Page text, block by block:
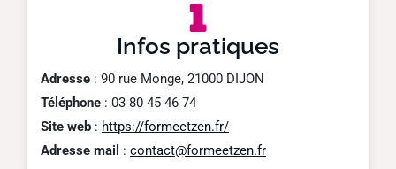
Infos pratiques
Adresse : 90 rue Monge, 21000 DIJON
Téléphone : 03 80 45 46 74
Site web : https://formeetzen.fr/
Adresse mail : contact@formeetzen.fr